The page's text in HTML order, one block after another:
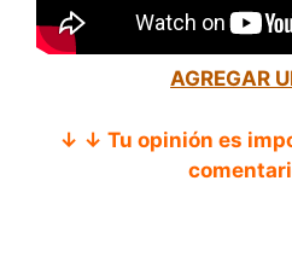
AGREGAR
↓ ↓ Tu opinión es